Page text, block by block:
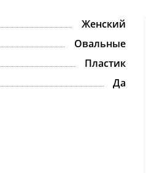
Женский
Овальные
Пластик
Да